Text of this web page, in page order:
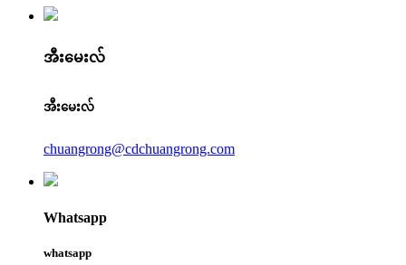
အီးမေးလ်
အီးမေးလ်
chuangrong@cdchuangrong.com
Whatsapp
whatsapp